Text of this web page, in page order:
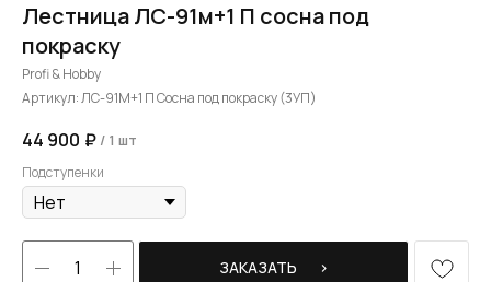
Лестница ЛС-91м+1 П сосна под
покраску
Profi & Hobby
Артикул:ЛС-91М+1 П Сосна под покраску (3УП)
44 900 ₽ / 1 шт
Подступенки
ЗАКАЗАТЬ⠀⠀›